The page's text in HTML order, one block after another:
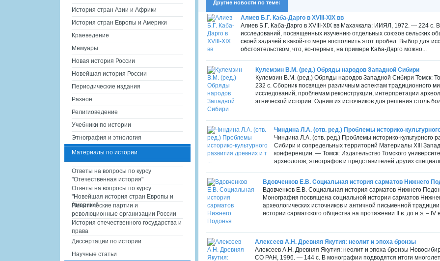
Другие новости по теме:
Алиев Б.Г. Каба-Дарго в XVIII-XIX вв
Алиев Б.Г. Каба-Дарго в XVIII-XIX вв Махачкала: ИИЯЛ, 1972. — 224 с.
исследований, посвященных изучению отдельных союзов сельских
своей задачей в какой-то мере восполнить этот пробел. Выбор для
обстоятельством, что, во-первых, на примере Каба-Дарго можно...
Кулемзин В.М. (ред.) Обряды народов Западной Сибири
Кулемзин В.М. (ред.) Обряды народов Западной Сибири Томск:
232 с. Сборник посвящен различным аспектам традиционного
исследований, проблемам реконструкции, интерпретации
этнической истории. Одним из источников для решения столь
Чиндина Л.А. (отв. ред.) Проблемы историко-
Чиндина Л.А. (отв. ред.) Проблемы историко-культурного
Сибири и сопредельных территорий Материалы XIII
конференции. — Томск: Издательство Томского
археологов, этнографов и представителей других
Вдовченков Е.В. Социальная история сарматов Нижнего
Вдовченков Е.В. Социальная история сарматов Нижнего
Монография посвящена социальной истории сарматов
археологических источников и античной письменной
истории сарматского общества на протяжении II в. до н.э. – IV
Алексеев А.Н. Древняя Якутия: неолит и эпоха бронзы
Алексеев А.Н. Древняя Якутия: неолит и эпоха бронзы
СО РАН, 1996. — 144 с. В монографии подводятся итоги
История стран Азии и Африки
История стран Европы и Америки
Краеведение
Мемуары
Новая история России
Новейшая история России
Периодические издания
Разное
Религиоведение
Учебники по истории
Этнография и этнология
Материалы по истории
Ответы на вопросы по курсу
"Отечественная история"
Ответы на вопросы по курсу
"Новейшая история стран Европы и
Америки"
Политические партии и
революционные организации России
История отечественного государства и
права
Диссертации по истории
Научные статьи